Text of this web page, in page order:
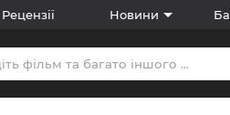
Рецензії Новини